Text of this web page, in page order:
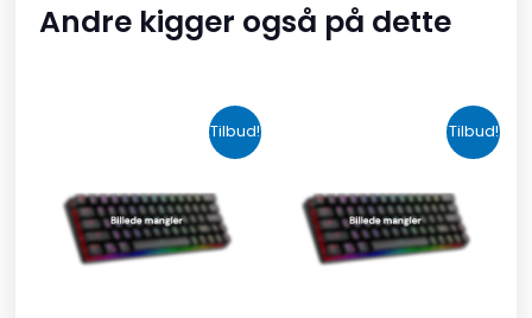
Andre kigger også på dette
Tilbud!
oprindelige
pris
var:
kr. 2.190,00.
Den
aktuelle
pris
er:
kr. 1.465,00.
Tilbud!
oprindelige
pris
var:
kr. 599,00.
aktuelle
pris
er:
kr. 399,00.